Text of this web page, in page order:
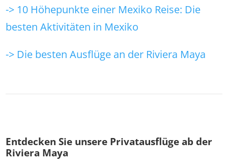
-> 10 Höhepunkte einer Mexiko Reise: Die
besten Aktivitäten in Mexiko
-> Die besten Ausflüge an der Riviera Maya
Entdecken Sie unsere Privatausflüge ab der
Riviera Maya